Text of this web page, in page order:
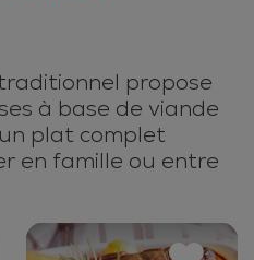
propose
à base de viande
plat complet
en famille ou entre